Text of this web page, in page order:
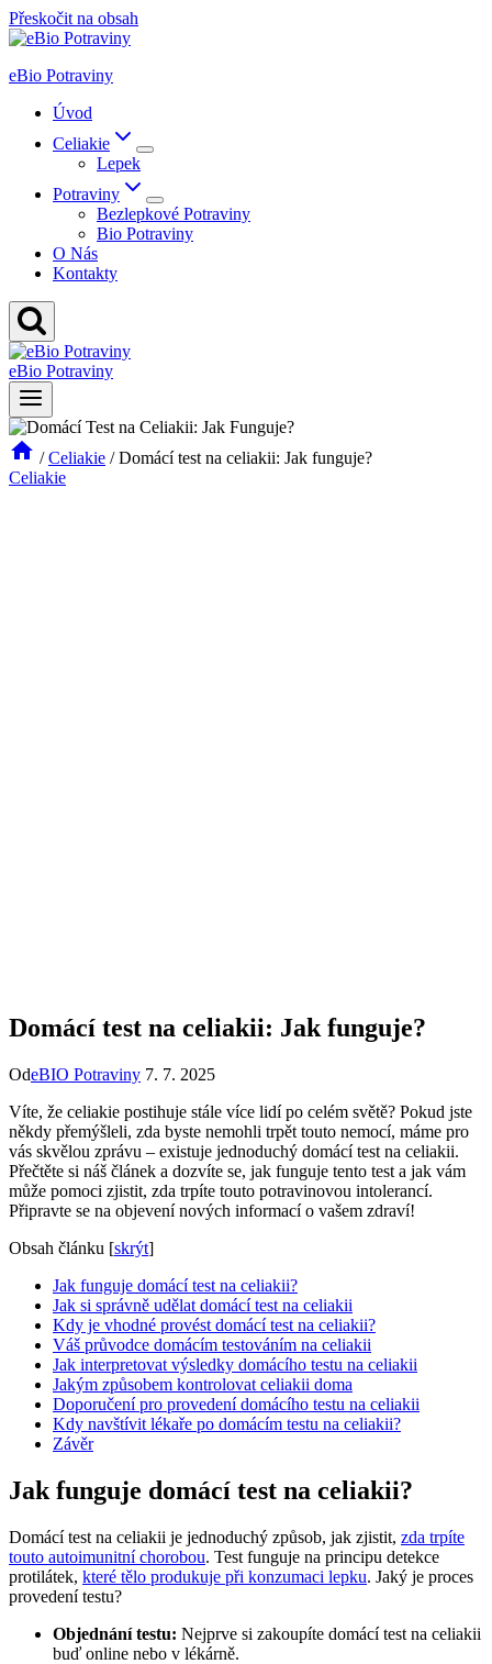
Přeskočit na obsah
eBio Potraviny
Úvod
Celiakie
Lepek
Potraviny
Bezlepkové Potraviny
Bio Potraviny
O Nás
Kontakty
eBio Potraviny
/ Celiakie / Domácí test na celiakii: Jak funguje?
Celiakie
Domácí test na celiakii: Jak funguje?
OdeBIO Potraviny 7. 7. 2025
Víte, že celiakie postihuje stále více lidí po celém světě? Pokud jste
někdy přemýšleli, zda byste nemohli trpět touto nemocí, máme pro
vás skvělou zprávu – existuje jednoduchý domácí test na celiakii.
Přečtěte si náš článek a dozvíte se, jak funguje tento test a jak vám
může pomoci zjistit, zda trpíte touto potravinovou intolerancí.
Připravte se na objevení nových informací o vašem zdraví!
Obsah článku [skrýt]
Jak funguje domácí test na celiakii?
Jak si správně udělat domácí test na celiakii
Kdy je vhodné provést domácí test na celiakii?
Váš průvodce domácím testováním na celiakii
Jak interpretovat výsledky domácího testu na celiakii
Jakým způsobem kontrolovat celiakii doma
Doporučení pro provedení domácího testu na celiakii
Kdy navštívit lékaře po domácím testu na celiakii?
Závěr
Jak funguje domácí test na celiakii?
Domácí test na celiakii je jednoduchý způsob, jak zjistit, zda trpíte
touto autoimunitní chorobou. Test funguje na principu detekce
protilátek, které tělo produkuje při konzumaci lepku. Jaký je proces
provedení testu?
Objednání testu: Nejprve si zakoupíte domácí test na celiakii
buď online nebo v lékárně.